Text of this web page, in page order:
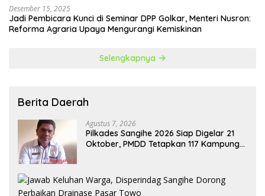
Desember 15, 2025
Jadi Pembicara Kunci di Seminar DPP Golkar, Menteri Nusron:
Reforma Agraria Upaya Mengurangi Kemiskinan
Selengkapnya
Berita Daerah
Agustus 7, 2026
Pilkades Sangihe 2026 Siap Digelar 21
Oktober, PMDD Tetapkan 117 Kampung